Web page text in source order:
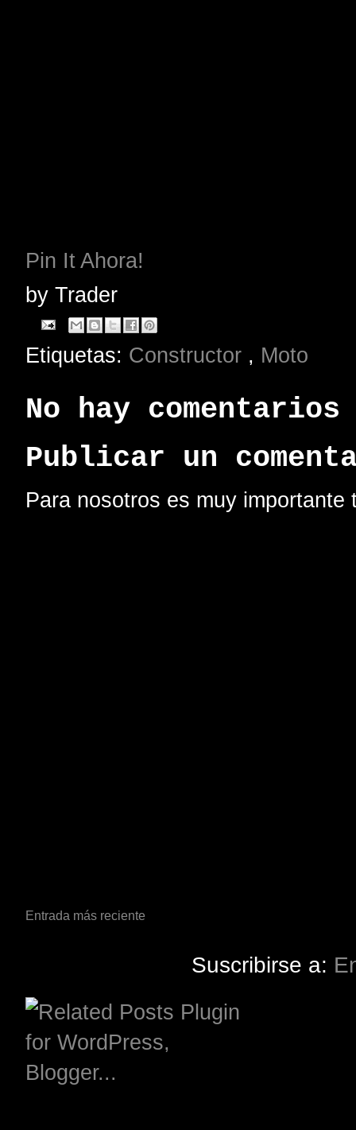
Pin It Ahora!
by Trader
Etiquetas: Constructor , Moto
No hay
Publicar un
Para nosotros es muy
Entrada más reciente
Suscribirse a: